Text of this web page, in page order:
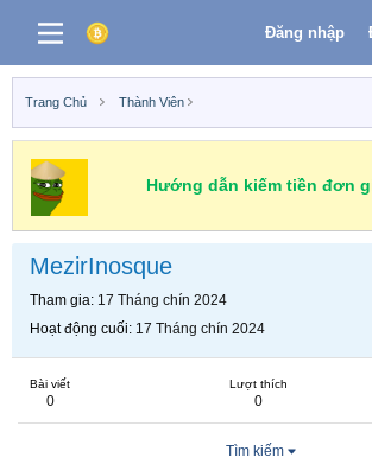
Đăng nhập
Trang Chủ Thành Viên
Hướng dẫn kiếm tiền đơn
MezirInosque
Tham gia 17 Tháng chín 2024
Hoạt động cuối 17 Tháng chín 2024
Bài viết
0
Lượt thích
0
Tìm kiếm